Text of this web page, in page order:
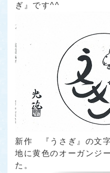
ぎ』 です^^
新作 『うさぎ』 の文
地に黄色のオーガンジ
た。